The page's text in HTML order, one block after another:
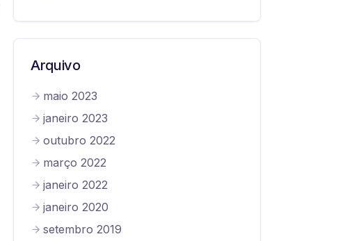
Arquivo
maio 2023
janeiro 2023
outubro 2022
março 2022
janeiro 2022
janeiro 2020
setembro 2019